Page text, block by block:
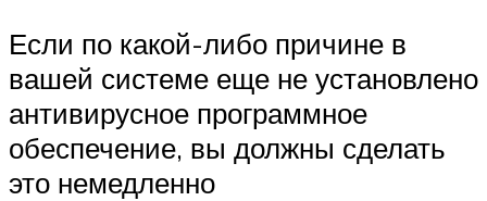
Если по какой-либо причине в
вашей системе еще не установлено
антивирусное программное
обеспечение, вы должны сделать
это немедленно